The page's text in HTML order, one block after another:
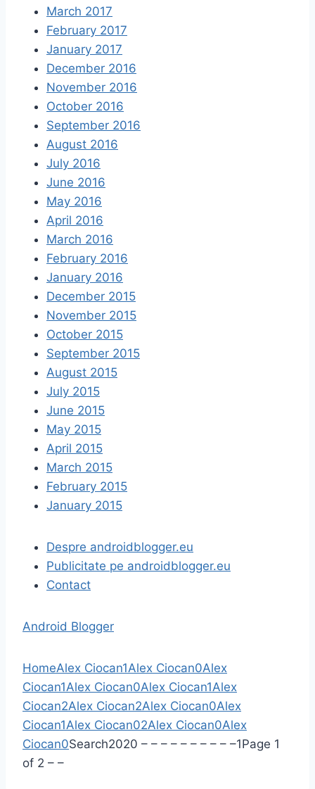
March 2017
February 2017
January 2017
December 2016
November 2016
October 2016
September 2016
August 2016
July 2016
June 2016
May 2016
April 2016
March 2016
February 2016
January 2016
December 2015
November 2015
October 2015
September 2015
August 2015
July 2015
June 2015
May 2015
April 2015
March 2015
February 2015
January 2015
Despre androidblogger.eu
Publicitate pe androidblogger.eu
Contact
Android Blogger
HomeAlex Ciocan1Alex Ciocan0Alex
Ciocan1Alex Ciocan0Alex Ciocan1Alex
Ciocan2Alex Ciocan2Alex Ciocan0Alex
Ciocan1Alex Ciocan02Alex Ciocan0Alex
Ciocan0Search2020 – – – – – – – – – –1Page 1
of 2 – –